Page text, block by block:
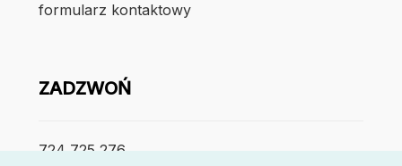
formularz kontaktowy
ZADZWOŃ
724 725 276